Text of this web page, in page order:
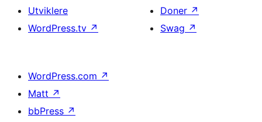
Utviklere
WordPress.tv ↗
Doner ↗
Swag ↗
WordPress.com ↗
Matt ↗
bbPress ↗